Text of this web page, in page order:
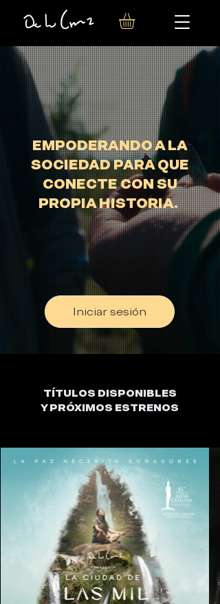
EMPODERANDO A LA
SOCIEDAD PARA QUE
CONECTE CON SU
PROPIA HISTORIA.
Descubre producciones
regionales de alta calidad.
Iniciar sesión
TÍTULOS DISPONIBLES
Y PRÓXIMOS ESTRENOS